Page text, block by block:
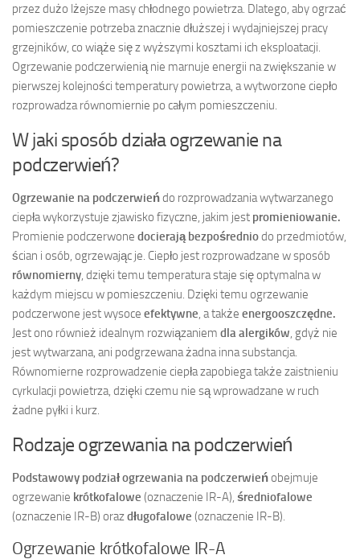
przez dużo lżejsze masy chłodnego powietrza. Dlatego, aby ogrzać
pomieszczenie potrzeba znacznie dłuższej i wydajniejszej pracy
grzejników, co wiąże się z wyższymi kosztami ich eksploatacji.
Ogrzewanie podczerwienią nie marnuje energii na zwiększanie w
pierwszej kolejności temperatury powietrza, a wytworzone ciepło
rozprowadza równomiernie po całym pomieszczeniu.
W jaki sposób działa ogrzewanie na
podczerwień?
Ogrzewanie na podczerwieńdo rozprowadzania wytwarzanego
ciepła wykorzystuje zjawisko fizyczne, jakim jest promieniowanie.
Promienie podczerwone docierają bezpośredniodo przedmiotów,
ścian i osób, ogrzewając je. Ciepło jest rozprowadzane w sposób
równomierny, dzięki temu temperatura staje się optymalna w
każdym miejscu w pomieszczeniu. Dzięki temu ogrzewanie
podczerwone jest wysoce efektywne, a także energooszczędne.
Jest ono również idealnym rozwiązaniem dla alergików, gdyż nie
jest wytwarzana, ani podgrzewana żadna inna substancja.
Równomierne rozprowadzenie ciepła zapobiega także zaistnieniu
cyrkulacji powietrza, dzięki czemu nie są wprowadzane w ruch
żadne pyłki i kurz.
Rodzaje ogrzewania na podczerwień
Podstawowy podział ogrzewania na podczerwieńobejmuje
ogrzewanie krótkofalowe (oznaczenie IR-A), średniofalowe
(oznaczenie IR-B) orazdługofalowe (oznaczenie IR-B).
Ogrzewanie krótkofalowe IR-A